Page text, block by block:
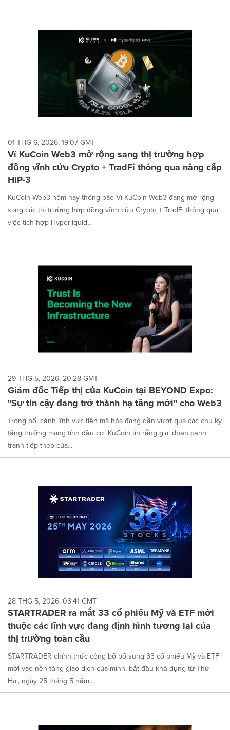
01 THG 6, 2026, 19:07 GMT
Ví KuCoin Web3 mở rộng sang thị trường hợp
đồng vĩnh cửu Crypto + TradFi thông qua nâng cấp
HIP-3
KuCoin Web3 hôm nay thông báo Ví KuCoin Web3 đang mở rộng
sang các thị trường hợp đồng vĩnh cửu Crypto + TradFi thông qua
việc tích hợp Hyperliquid...
29 THG 5, 2026, 20:28 GMT
Giám đốc Tiếp thị của KuCoin tại BEYOND Expo:
"Sự tin cậy đang trở thành hạ tầng mới" cho Web3
Trong bối cảnh lĩnh vực tiền mã hóa đang dần vượt qua các chu kỳ
tăng trưởng mang tính đầu cơ, KuCoin tin rằng giai đoạn cạnh
tranh tiếp theo của...
28 THG 5, 2026, 03:41 GMT
STARTRADER ra mắt 33 cổ phiếu Mỹ và ETF mới
thuộc các lĩnh vực đang định hình tương lai của
thị trường toàn cầu
STARTRADER chính thức công bố bổ sung 33 cổ phiếu Mỹ và ETF
mới vào nền tảng giao dịch của mình, bắt đầu khả dụng từ Thứ
Hai, ngày 25 tháng 5 năm...